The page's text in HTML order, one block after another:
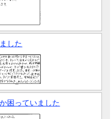
した
困っていました